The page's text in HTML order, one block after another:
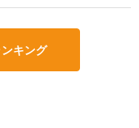
キング